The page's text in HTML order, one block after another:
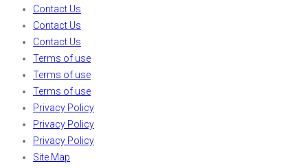
Contact Us
Contact Us
Contact Us
Terms of use
Terms of use
Terms of use
Privacy Policy
Privacy Policy
Privacy Policy
Site Map